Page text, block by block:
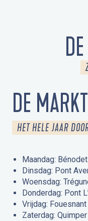
DE
HET HELE JAAR
Maandag:
Dinsdag: Pont
Woensdag:
Donderdag: Pont
Vrijdag:
Zaterdag: Quimper